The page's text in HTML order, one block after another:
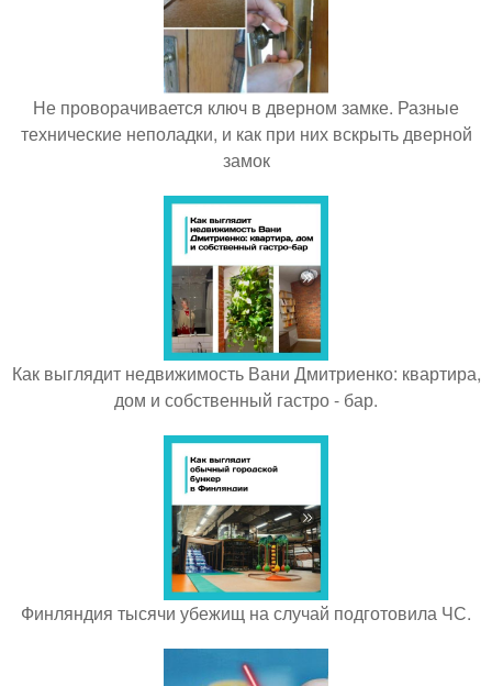
Не проворачивается ключ в дверном замке. Разные
технические неполадки, и как при них вскрыть дверной
замок
Как выглядит недвижимость Вани Дмитриенко: квартира,
дом и собственный гастро - бар.
Финляндия тысячи убежищ на случай подготовила ЧС.